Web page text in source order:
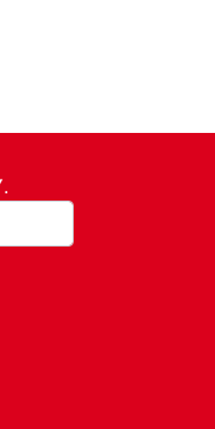
.